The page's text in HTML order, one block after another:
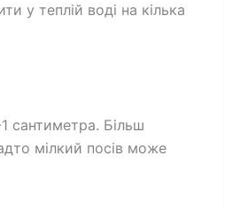
у теплій воді на кілька
1 сантиметра. Більш
мілкий посів може